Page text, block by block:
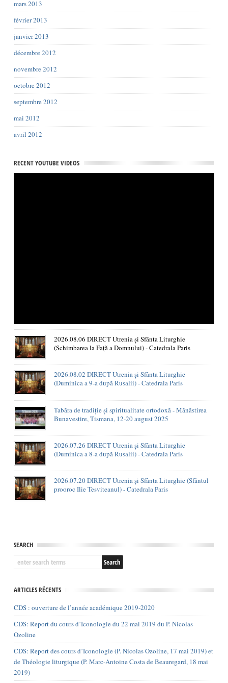
mars 2013
février 2013
janvier 2013
décembre 2012
novembre 2012
octobre 2012
septembre 2012
mai 2012
avril 2012
RECENT YOUTUBE VIDEOS
2026.08.06 DIRECT Utrenia și Sfânta Liturghie
(Schimbarea la Față a Domnului) - Catedrala Paris
2026.08.02 DIRECT Utrenia și Sfânta Liturghie
(Duminica a 9-a după Rusalii) - Catedrala Paris
Tabăra de tradiție și spiritualitate ortodoxă - Mănăstirea
Bunavestire, Tismana, 12-20 august 2025
2026.07.26 DIRECT Utrenia și Sfânta Liturghie
(Duminica a 8-a după Rusalii) - Catedrala Paris
2026.07.20 DIRECT Utrenia și Sfânta Liturghie (Sfântul
prooroc Ilie Tesviteanul) - Catedrala Paris
SEARCH
ARTICLES RÉCENTS
CDS : ouverture de l’année académique 2019-2020
CDS: Report du cours d’Iconologie du 22 mai 2019 du P. Nicolas
Ozoline
CDS: Report des cours d’Iconologie (P. Nicolas Ozoline, 17 mai 2019) et
de Théologie liturgique (P. Marc-Antoine Costa de Beauregard, 18 mai
2019)